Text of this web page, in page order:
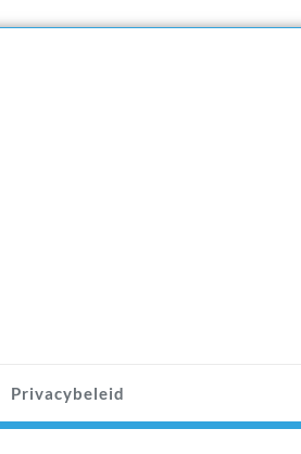
Privacybeleid